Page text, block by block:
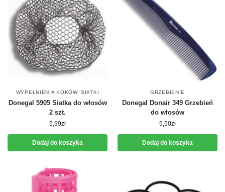
WYPEŁNIENIA KOKÓW, SIATKI
Donegal 5905 Siatka do włosów
2 szt.
5,99zł
Dodaj do koszyka
GRZEBIENIE
Donegal Donair 349 Grzebień
do włosów
5,50zł
Dodaj do koszyka